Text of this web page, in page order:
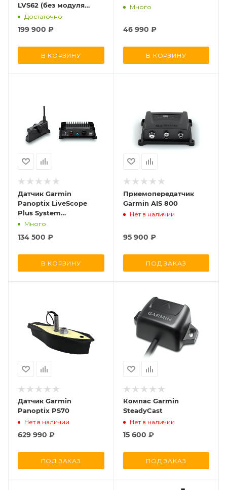
LVS62 (без модуля
GLS10)
Достаточно
199 900 ₽
В КОРЗИНУ
Много
46 990 ₽
В КОРЗИНУ
Датчик Garmin
Panoptix LiveScope
Plus System
LVS34&GLS10
Много
134 500 ₽
В КОРЗИНУ
Приемопередатчик
Garmin AIS 800
Нет в наличии
95 900 ₽
ПОД ЗАКАЗ
Датчик Garmin
Panoptix PS70
Нет в наличии
629 990 ₽
ПОД ЗАКАЗ
Компас Garmin
SteadyCast
Нет в наличии
15 600 ₽
ПОД ЗАКАЗ